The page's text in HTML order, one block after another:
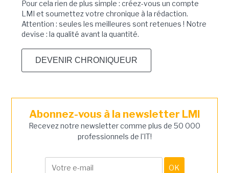
Pour cela rien de plus simple : créez-vous un compte
LMI et soumettez votre chronique à la rédaction.
Attention : seules les meilleures sont retenues ! Notre
devise : la qualité avant la quantité.
DEVENIR CHRONIQUEUR
Abonnez-vous à la newsletter LMI
Recevez notre newsletter comme plus de 50 000
professionnels de l'IT!